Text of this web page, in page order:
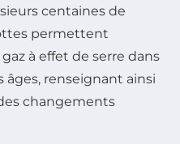
centaines de
permettent
à effet de serre dans
âges, renseignant ainsi
changements